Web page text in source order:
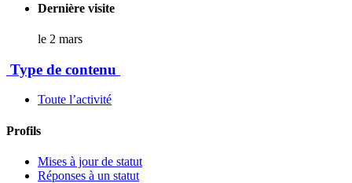
Dernière visite
le 2 mars
Type de contenu
Toute l’activité
Profils
Mises à jour de statut
Réponses à un statut